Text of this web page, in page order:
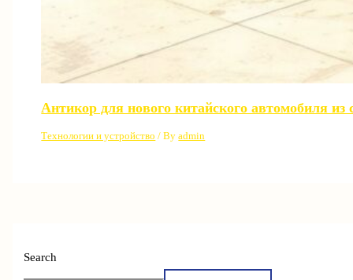
Search
Антикор для нового китайского автомобиля
Технологии и устройство / Byadmin